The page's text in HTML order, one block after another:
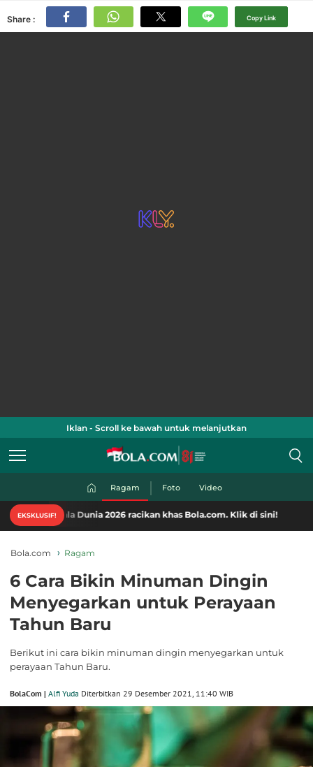
Share : Copy Link
Iklan - Scroll ke bawah untuk melanjutkan
Ragam Foto Video
EKSKLUSIF!
Dunia 2026 racikan khas Bola.com. Klik di sini!
Bola.com Ragam
6 Cara Bikin Minuman Dingin
Menyegarkan untuk Perayaan
Tahun Baru
Berikut ini cara bikin minuman dingin menyegarkan untuk
perayaan Tahun Baru.
BolaCom | Alfi Yuda Diterbitkan 29 Desember 2021, 11:40 WIB